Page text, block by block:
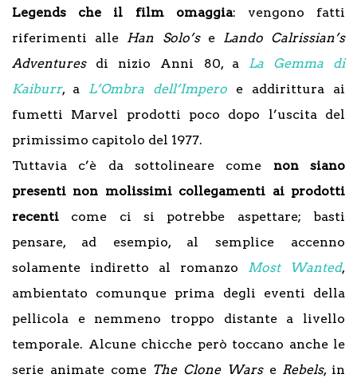
Legends che il film omaggia: vengono fatti
riferimenti alle Han Solo’se Lando Calrissian’s
Adventuresdi nizio Anni 80, a La Gemma di
Kaiburr, a L’Ombra dell’Impero
e addirittura ai
fumetti Marvel prodotti poco dopo l’uscita del
primissimo capitolo del 1977.
Tuttavia c’è da sottolineare come non siano
presenti non molissimi collegamenti ai prodotti
recenti come ci si potrebbe aspettare; basti
pensare, ad esempio, al semplice accenno
solamente indiretto al romanzo Most Wanted,
ambientato comunque prima degli eventi della
pellicola e nemmeno troppo distante a livello
temporale. Alcune chicche però toccano anche le
serie animate come The Clone Wars eRebels, in